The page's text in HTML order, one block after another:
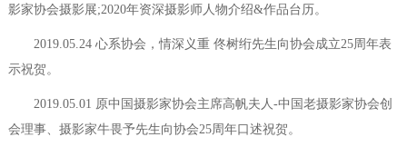
影家协会摄影展;2020年资深摄影师人物介绍&作品台历。
2019.05.24 心系协会，情深义重 佟树绗先生向协会成立25周年表
示祝贺。
2019.05.01 原中国摄影家协会主席高帆夫人-中国老摄影家协会创
会理事、摄影家牛畏予先生向协会25周年口述祝贺。